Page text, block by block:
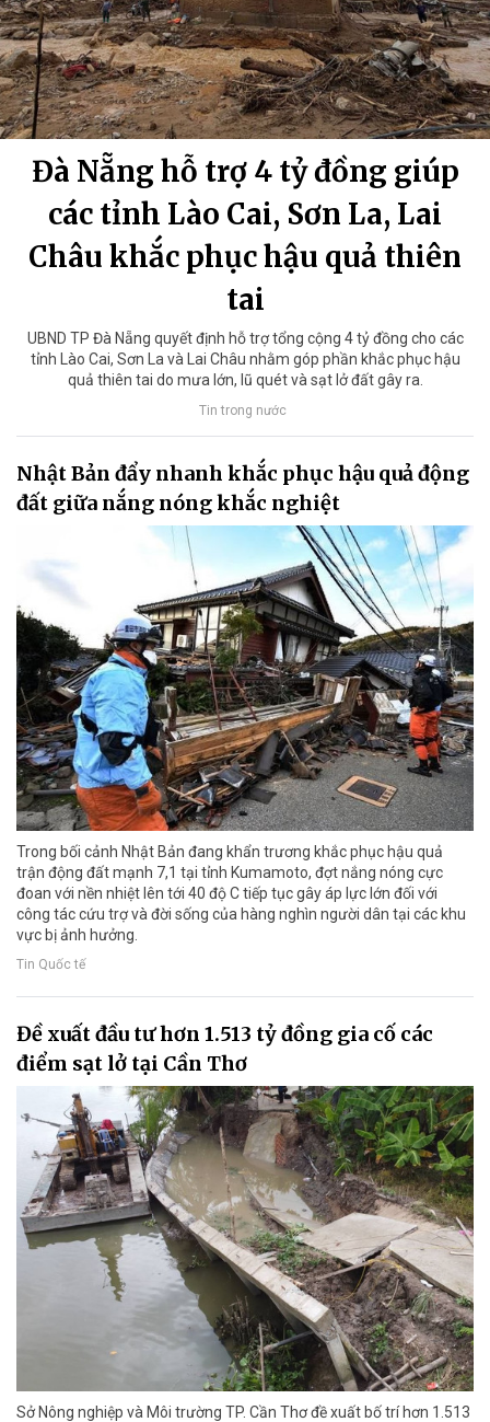
Đà Nẵng hỗ trợ 4 tỷ đồng giúp
các tỉnh Lào Cai, Sơn La, Lai
Châu khắc phục hậu quả thiên
tai
UBND TP Đà Nẵng quyết định hỗ trợ tổng cộng 4 tỷ đồng cho các
tỉnh Lào Cai, Sơn La và Lai Châu nhằm góp phần khắc phục hậu
quả thiên tai do mưa lớn, lũ quét và sạt lở đất gây ra.
Tin trong nước
Nhật Bản đẩy nhanh khắc phục hậu quả động
đất giữa nắng nóng khắc nghiệt
Trong bối cảnh Nhật Bản đang khẩn trương khắc phục hậu quả
trận động đất mạnh 7,1 tại tỉnh Kumamoto, đợt nắng nóng cực
đoan với nền nhiệt lên tới 40 độ C tiếp tục gây áp lực lớn đối với
công tác cứu trợ và đời sống của hàng nghìn người dân tại các khu
vực bị ảnh hưởng.
Tin Quốc tế
Đề xuất đầu tư hơn 1.513 tỷ đồng gia cố các
điểm sạt lở tại Cần Thơ
Sở Nông nghiệp và Môi trường TP. Cần Thơ đề xuất bố trí hơn 1.513